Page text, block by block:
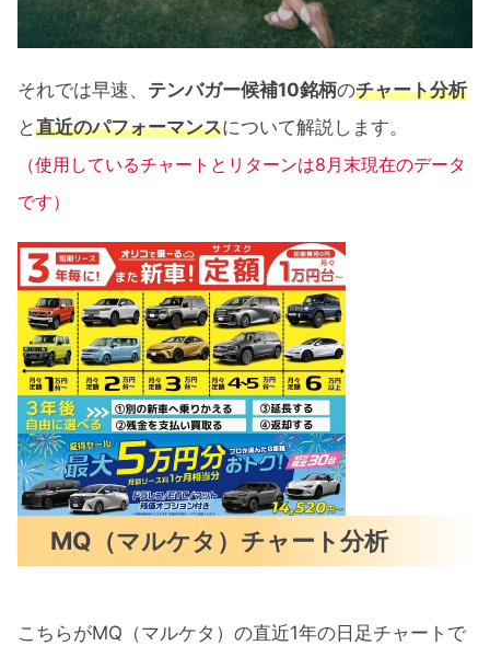
それでは早速、 テンバガー候補10銘柄のチャート分析
と直近のパフォーマンスについて解説します。
（使用しているチャートとリターンは8月末現在のデータ
です）
MQ（マルケタ）チャート分析
こちらがMQ（マルケタ）の直近1年の日足チャートで